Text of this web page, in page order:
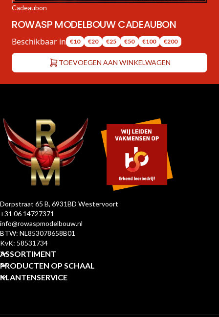
Cadeaubon
ROWASP MODELBOUW CADEAUBON
Beschikbaar in €10 €20 €25 €50 €100 €200
TOEVOEGEN AAN WINKELWAGEN
Dorpstraat 65 B, 6931BD Westervoort
+31 06 14727371
info@rowaspmodelbouw.nl
BTW: NL853078658B01
KvK: 58531734
ASSORTIMENT
PRODUCTEN OP SCHAAL
KLANTENSERVICE